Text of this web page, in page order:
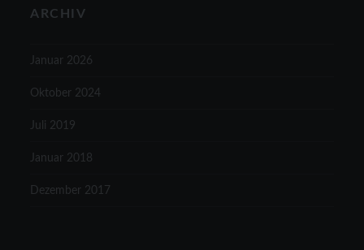
ARCHIV
Januar 2026
Oktober 2024
Juli 2019
Januar 2018
Dezember 2017